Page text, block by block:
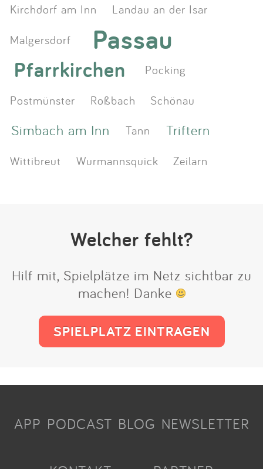
Kirchdorf am Inn
Landau an der Isar
Malgersdorf
Passau
Pfarrkirchen
Pocking
Postmünster
Roßbach Schönau
Simbach am Inn Tann Triftern
Wittibreut Wurmannsquick Zeilarn
Welcher fehlt?
Hilf mit, Spielplätze im Netz sichtbar zu
machen! Danke
SPIELPLATZ EINTRAGEN
APP PODCAST BLOG NEWSLETTER